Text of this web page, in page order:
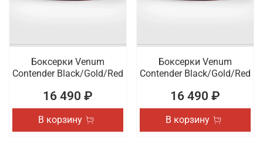
Боксерки Venum
Contender Black/Gold/Red
16 490 ₽
В корзину
Боксерки Venum
Contender Black/Gold/Red
16 490 ₽
В корзину